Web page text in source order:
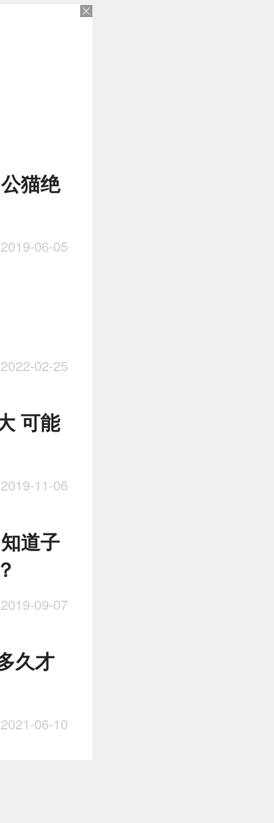
猫绝
06-05
02-25
可能
11-06
道子
09-07
久才
06-10